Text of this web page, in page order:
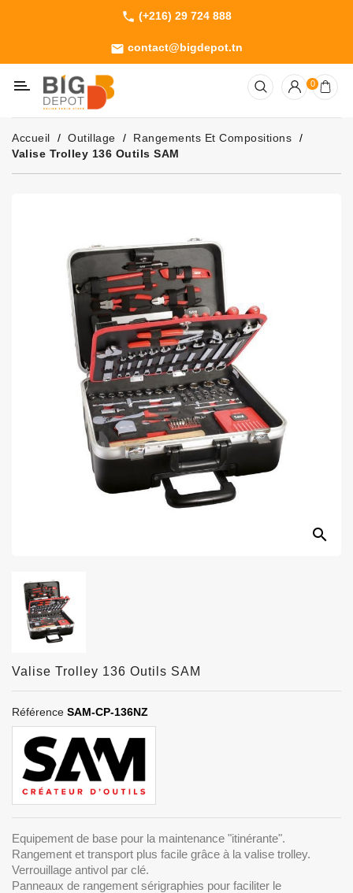
phone (+216) 29 724 888
email contact@bigdepot.tn
Machines
Outillage
Jardinage
Consommables
0
Accueil Outillage
Rangements Et Compositions
Valise Trolley 136 Outils SAM
search
Valise Trolley 136 Outils SAM
Référence SAM-CP-136NZ
Equipement de base pour la maintenance "itinérante".
Rangement et transport plus facile grâce à la valise trolley.
Verrouillage antivol par clé.
Panneaux de rangement sérigraphies pour faciliter le